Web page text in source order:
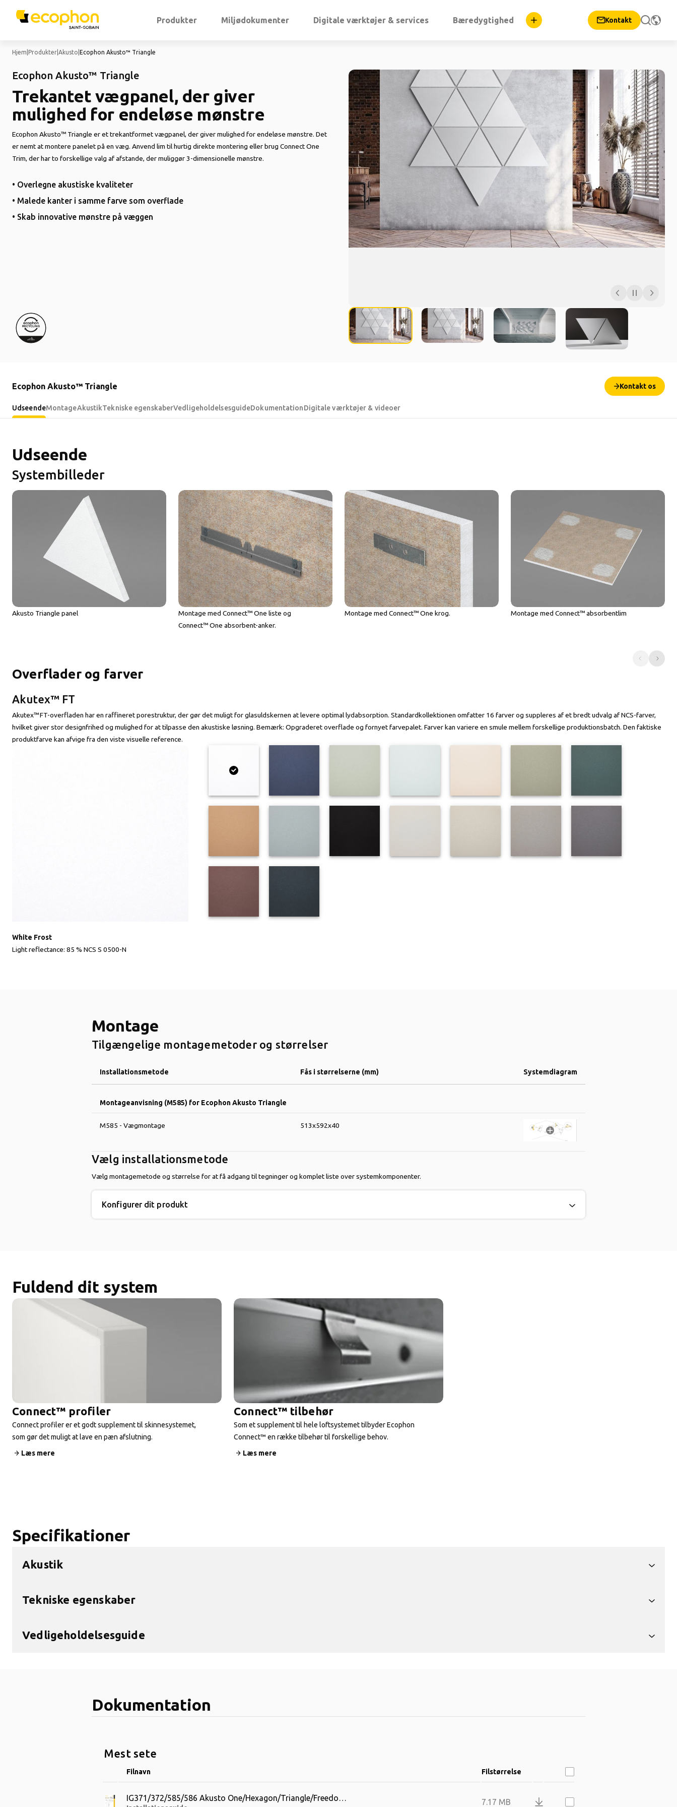
Produkter Miljødokumenter Digitale værktøjer & services Bæredygtighed Kontakt
Hjem Produkter Akusto Ecophon Akusto™ Triangle
Ecophon Akusto™ Triangle
Trekantet vægpanel, der giver
mulighed for endeløse mønstre
Ecophon Akusto™ Triangle er et trekantformet vægpanel, der giver mulighed for endeløse mønstre. Det
er nemt at montere panelet på en væg. Anvend lim til hurtig direkte montering eller brug Connect One
Trim, der har to forskellige valg af afstande, der muliggør 3-dimensionelle mønstre.
• Overlegne akustiske kvaliteter
• Malede kanter i samme farve som overflade
• Skab innovative mønstre på væggen
Ecophon Akusto™ Triangle Kontakt os
UdseendeMontageAkustikTekniske egenskaberVedligeholdelsesguideDokumentationDigitale værktøjer & videoer
Udseende
Systembilleder
Akusto Triangle panel
Montage med Connect™ One liste og
Connect™ One absorbent-anker.
Montage med Connect™ One krog. Montage med Connect™ absorbentlim
Overflader og farver
Akutex™ FT
Akutex™ FT-overfladen har en raffineret porestruktur, der gør det muligt for glasuldskernen at levere optimal lydabsorption. Standardkollektionen omfatter 16 farver og suppleres af et bredt udvalg af NCS-farver,
hvilket giver stor designfrihed og mulighed for at tilpasse den akustiske løsning. Bemærk: Opgraderet overflade og fornyet farvepalet. Farver kan variere en smule mellem forskellige produktionsbatch. Den faktiske
produktfarve kan afvige fra den viste visuelle reference.
White Frost
Light reflectance: 85 % NCS S 0500-N
Montage
Tilgængelige montagemetoder og størrelser
Installationsmetode Fås i størrelserne (mm) Systemdiagram
Montageanvisning (M585) for Ecophon Akusto Triangle
M585 - Vægmontage 513x592x40
Vælg installationsmetode
Vælg montagemetode og størrelse for at få adgang til tegninger og komplet liste over systemkomponenter.
Konfigurer dit produkt
Fuldend dit system
Connect™ profiler
Connect profiler er et godt supplement til skinnesystemet,
som gør det muligt at lave en pæn afslutning.
Læs mere
Connect™ tilbehør
Som et supplement til hele loftsystemet tilbyder Ecophon
Connect™ en række tilbehør til forskellige behov.
Læs mere
Specifikationer
Akustik
Tekniske egenskaber
Vedligeholdelsesguide
Dokumentation
Mest sete
Filnavn Filstørrelse
IG371/372/585/586 Akusto One/Hexagon/Triangle/Freedo… 7.17 MB